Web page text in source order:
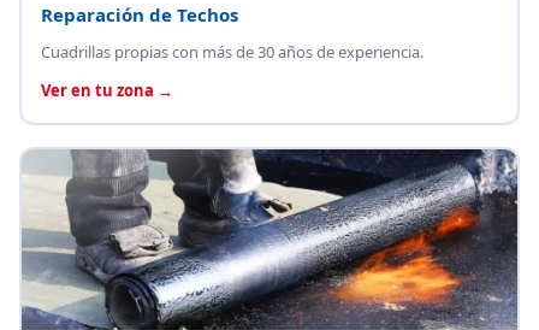
Reparación de Techos
Cuadrillas propias con más de 30 años de experiencia.
Ver en tu zona →